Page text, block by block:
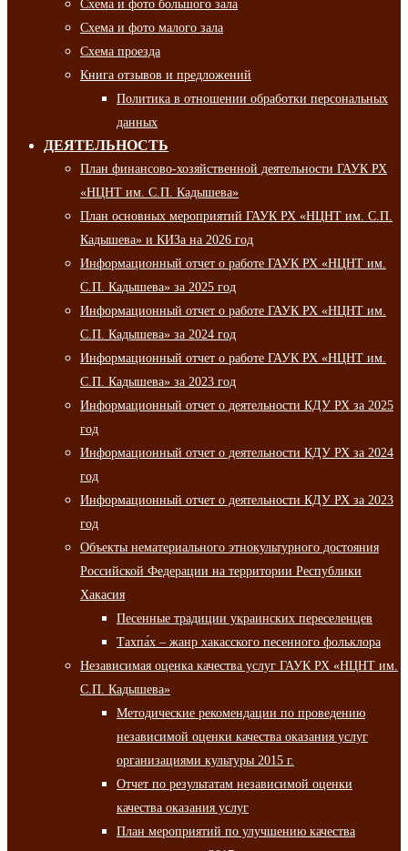
Схема и фото большого зала
Схема и фото малого зала
Схема проезда
Книга отзывов и предложений
Политика в отношении обработки персональных
данных
ДЕЯТЕЛЬНОСТЬ
План финансово-хозяйственной деятельности ГАУК РХ
«НЦНТ им. С.П. Кадышева»
План основных мероприятий ГАУК РХ «НЦНТ им. С.П.
Кадышева» и КИЗа на 2026 год
Информационный отчет о работе ГАУК РХ «НЦНТ им.
С.П. Кадышева» за 2025 год
Информационный отчет о работе ГАУК РХ «НЦНТ им.
С.П. Кадышева» за 2024 год
Информационный отчет о работе ГАУК РХ «НЦНТ им.
С.П. Кадышева» за 2023 год
Информационный отчет о деятельности КДУ РХ за 2025
год
Информационный отчет о деятельности КДУ РХ за 2024
год
Информационный отчет о деятельности КДУ РХ за 2023
год
Объекты нематериального этнокультурного достояния
Российской Федерации на территории Республики
Хакасия
Песенные традиции украинских переселенцев
Тахпа́х – жанр хакасского песенного фольклора
Независимая оценка качества услуг ГАУК РХ «НЦНТ им.
С.П. Кадышева»
Методические рекомендации по проведению
независимой оценки качества оказания услуг
организациями культуры 2015 г.
Отчет по результатам независимой оценки
качества оказания услуг
План мероприятий по улучшению качества